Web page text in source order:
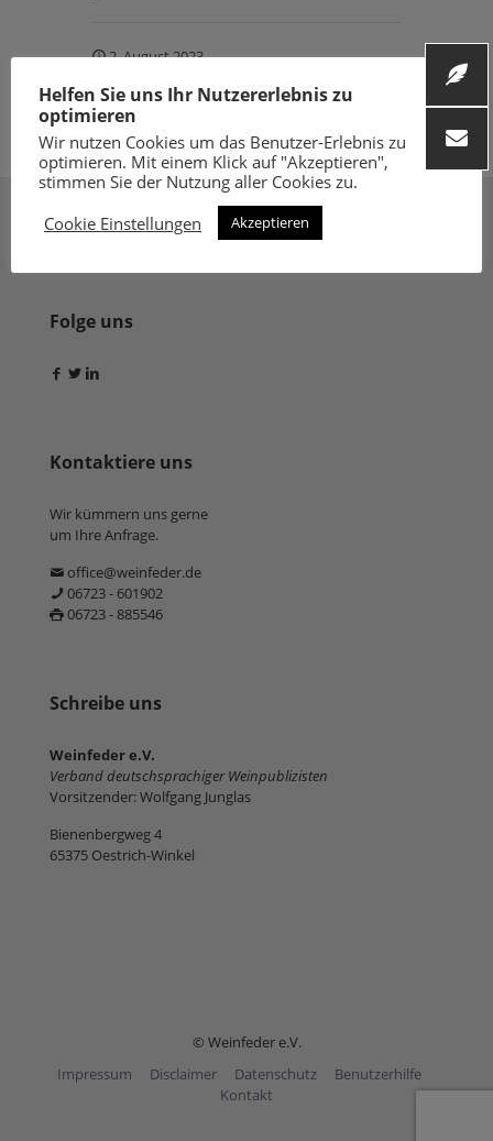
2. August 2023
Folge uns
Kontaktiere uns
Wir kümmern uns gerne
um Ihre Anfrage.
office@weinfeder.de
06723 - 601902
06723 - 885546
Schreibe uns
Weinfeder e.V.
Verband deutschsprachiger Weinpublizisten
Vorsitzender: Wolfgang Junglas
Bienenbergweg 4
65375 Oestrich-Winkel
© Weinfeder e.V.
Impressum
Disclaimer Datenschutz
Benutzerhilfe
Kontakt
Helfen Sie uns Ihr Nutzererlebnis zu
optimieren
Wir nutzen Cookies um das Benutzer-Erlebnis zu
optimieren. Mit einem Klick auf "Akzeptieren",
stimmen Sie der Nutzung aller Cookies zu.
Cookie Einstellungen
Akzeptieren